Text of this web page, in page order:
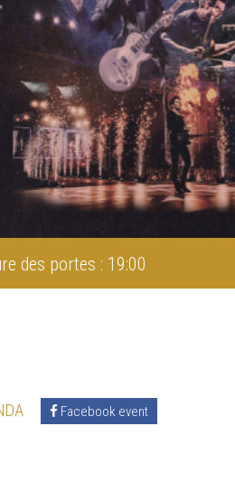
des portes : 19:00
Facebook event